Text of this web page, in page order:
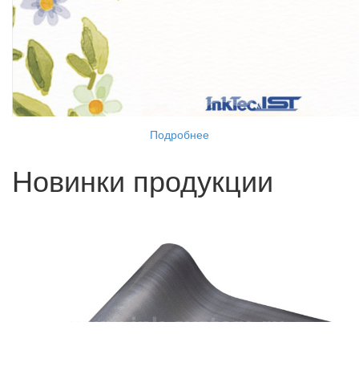
Подробнее
Новинки продукции